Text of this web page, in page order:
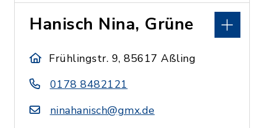
Hanisch Nina, Grüne
Frühlingstr. 9, 85617 Aßling
0178 8482121
ninahanisch@gmx.de